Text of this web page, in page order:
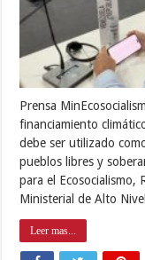
Prensa
financiamiento
debe ser utilizado
pueblos libres y
para el Ecosocialismo,
Ministerial de Alto
Leer mas...